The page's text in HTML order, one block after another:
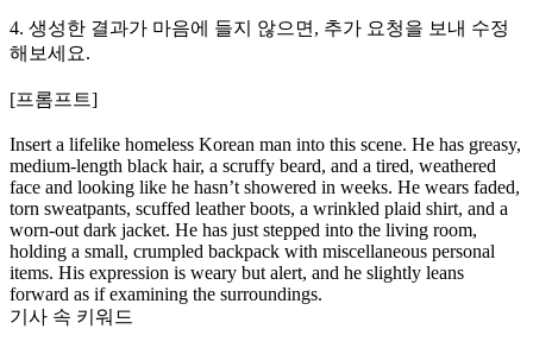
4. 생성한 결과가 마음에 들지 않으면, 추가 요청을 보내 수정
해보세요.
[프롬프트]
Insert a lifelike homeless Korean man into this scene. He has greasy,
medium-length black hair, a scruffy beard, and a tired, weathered
face and looking like he hasn’t showered in weeks. He wears faded,
torn sweatpants, scuffed leather boots, a wrinkled plaid shirt, and a
worn-out dark jacket. He has just stepped into the living room,
holding a small, crumpled backpack with miscellaneous personal
items. His expression is weary but alert, and he slightly leans
forward as if examining the surroundings.
기사 속 키워드